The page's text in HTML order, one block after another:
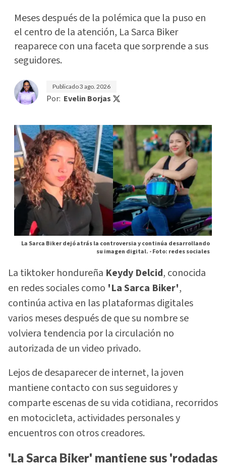
Meses después de la polémica que la puso en
el centro de la atención, La Sarca Biker
reaparece con una faceta que sorprende a sus
seguidores.
Publicado3 ago. 2026
Por: Evelin Borjas
La Sarca Biker dejó atrás la controversia y continúa desarrollando
su imagen digital. -Foto: redes sociales
La tiktoker hondureña Keydy Delcid, conocida
en redes sociales como 'La Sarca Biker',
continúa activa en las plataformas digitales
varios meses después de que su nombre se
volviera tendencia por la circulación no
autorizada de un video privado.
Lejos de desaparecer de internet, la joven
mantiene contacto con sus seguidores y
comparte escenas de su vida cotidiana, recorridos
en motocicleta, actividades personales y
encuentros con otros creadores.
'La Sarca Biker' mantiene sus 'rodadas